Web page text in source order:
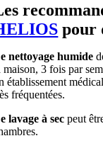
pour
nettoyage humide
maison, 3 fois par
établissement
fréquentées.
lavage à sec peut